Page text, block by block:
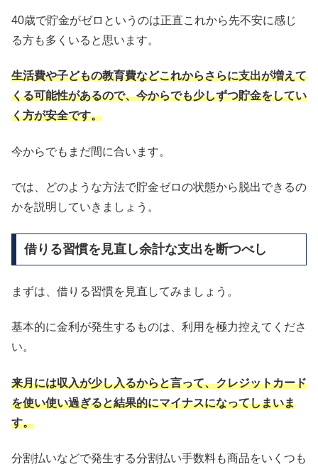
40歳で貯金がゼロというのは正直これから先不安に感じ
る方も多くいると思います。
生活費や子どもの教育費などこれからさらに支出が増えて
くる可能性があるので、今からでも少しずつ貯金をしてい
く方が安全です。
今からでもまだ間に合います。
では、どのような方法で貯金ゼロの状態から脱出できるの
かを説明していきましょう。
借りる習慣を見直し余計な支出を断つべし
まずは、借りる習慣を見直してみましょう。
基本的に金利が発生するものは、利用を極力控えてくださ
い。
来月には収入が少し入るからと言って、クレジットカード
を使い使い過ぎると結果的にマイナスになってしまいま
す。
分割払いなどで発生する分割払い手数料も商品をいくつも